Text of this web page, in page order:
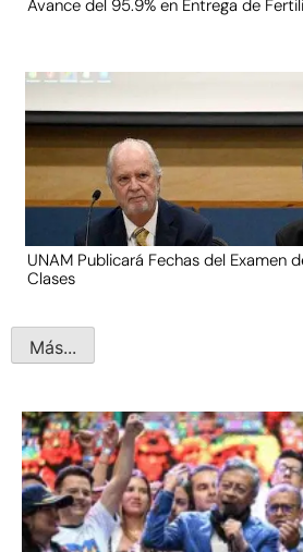
Avance del 95.9% en Entrega de
UNAM Publicará Fechas del Examen
Clases
Más...